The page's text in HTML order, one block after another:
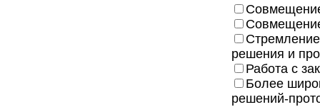
решения и
Работа с
Более
решений-